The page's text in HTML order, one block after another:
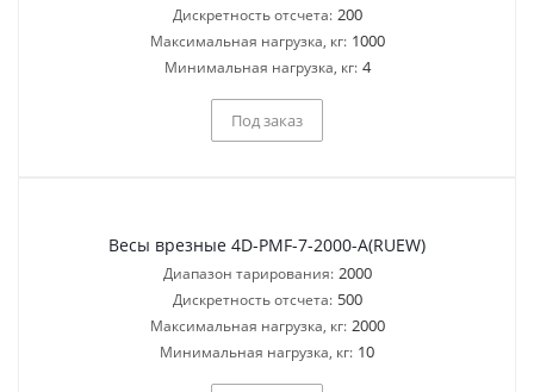
Дискретность отсчета: 200
Максимальная нагрузка, кг: 1000
Минимальная нагрузка, кг: 4
Под заказ
Весы врезные 4D-PMF-7-2000-A(RUEW)
Диапазон тарирования: 2000
Дискретность отсчета: 500
Максимальная нагрузка, кг: 2000
Минимальная нагрузка, кг: 10